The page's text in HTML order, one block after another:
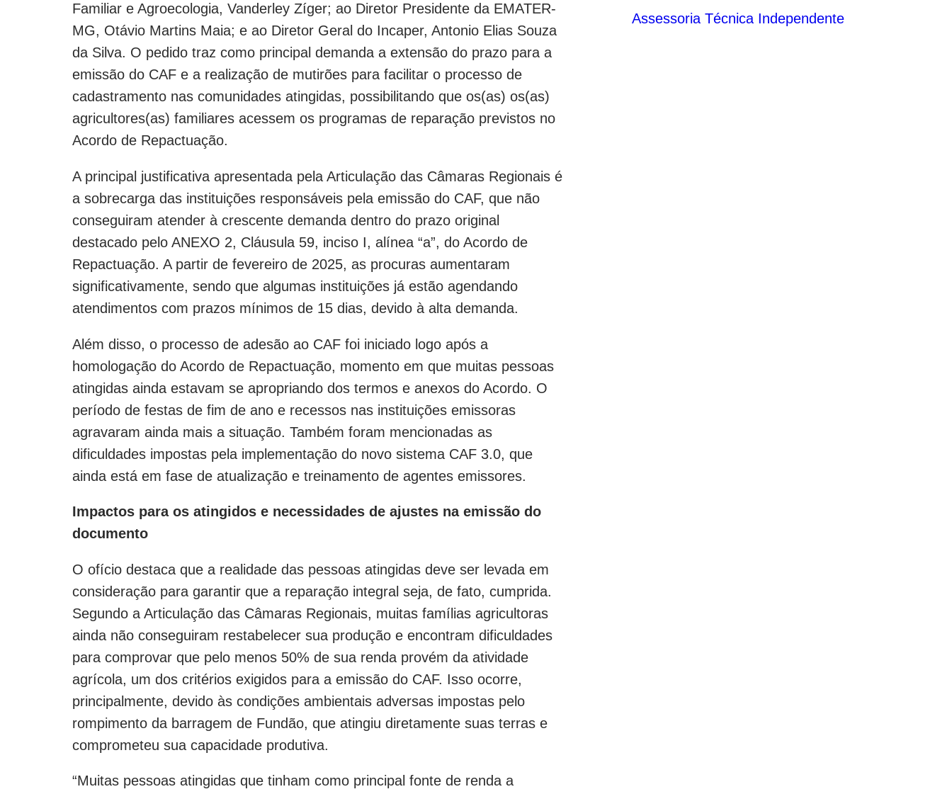
Familiar e Agroecologia, Vanderley Zíger; ao Diretor Presidente da EMATER-
MG, Otávio Martins Maia; e ao Diretor Geral do Incaper, Antonio Elias Souza
da Silva. O pedido traz como principal demanda a extensão do prazo para a
emissão do CAF e a realização de mutirões para facilitar o processo de
cadastramento nas comunidades atingidas, possibilitando que os(as) os(as)
agricultores(as) familiares acessem os programas de reparação previstos no
Acordo de Repactuação.
A principal justificativa apresentada pela Articulação das Câmaras Regionais é
a sobrecarga das instituições responsáveis pela emissão do CAF, que não
conseguiram atender à crescente demanda dentro do prazo original
destacado pelo ANEXO 2, Cláusula 59, inciso I, alínea “a”, do Acordo de
Repactuação. A partir de fevereiro de 2025, as procuras aumentaram
significativamente, sendo que algumas instituições já estão agendando
atendimentos com prazos mínimos de 15 dias, devido à alta demanda.
Além disso, o processo de adesão ao CAF foi iniciado logo após a
homologação do Acordo de Repactuação, momento em que muitas pessoas
atingidas ainda estavam se apropriando dos termos e anexos do Acordo. O
período de festas de fim de ano e recessos nas instituições emissoras
agravaram ainda mais a situação. Também foram mencionadas as
dificuldades impostas pela implementação do novo sistema CAF 3.0, que
ainda está em fase de atualização e treinamento de agentes emissores.
Impactos para os atingidos e necessidades de ajustes na emissão do
documento
O ofício destaca que a realidade das pessoas atingidas deve ser levada em
consideração para garantir que a reparação integral seja, de fato, cumprida.
Segundo a Articulação das Câmaras Regionais, muitas famílias agricultoras
ainda não conseguiram restabelecer sua produção e encontram dificuldades
para comprovar que pelo menos 50% de sua renda provém da atividade
agrícola, um dos critérios exigidos para a emissão do CAF. Isso ocorre,
principalmente, devido às condições ambientais adversas impostas pelo
rompimento da barragem de Fundão, que atingiu diretamente suas terras e
comprometeu sua capacidade produtiva.
“Muitas pessoas atingidas que tinham como principal fonte de renda a
Assessoria Técnica Independente